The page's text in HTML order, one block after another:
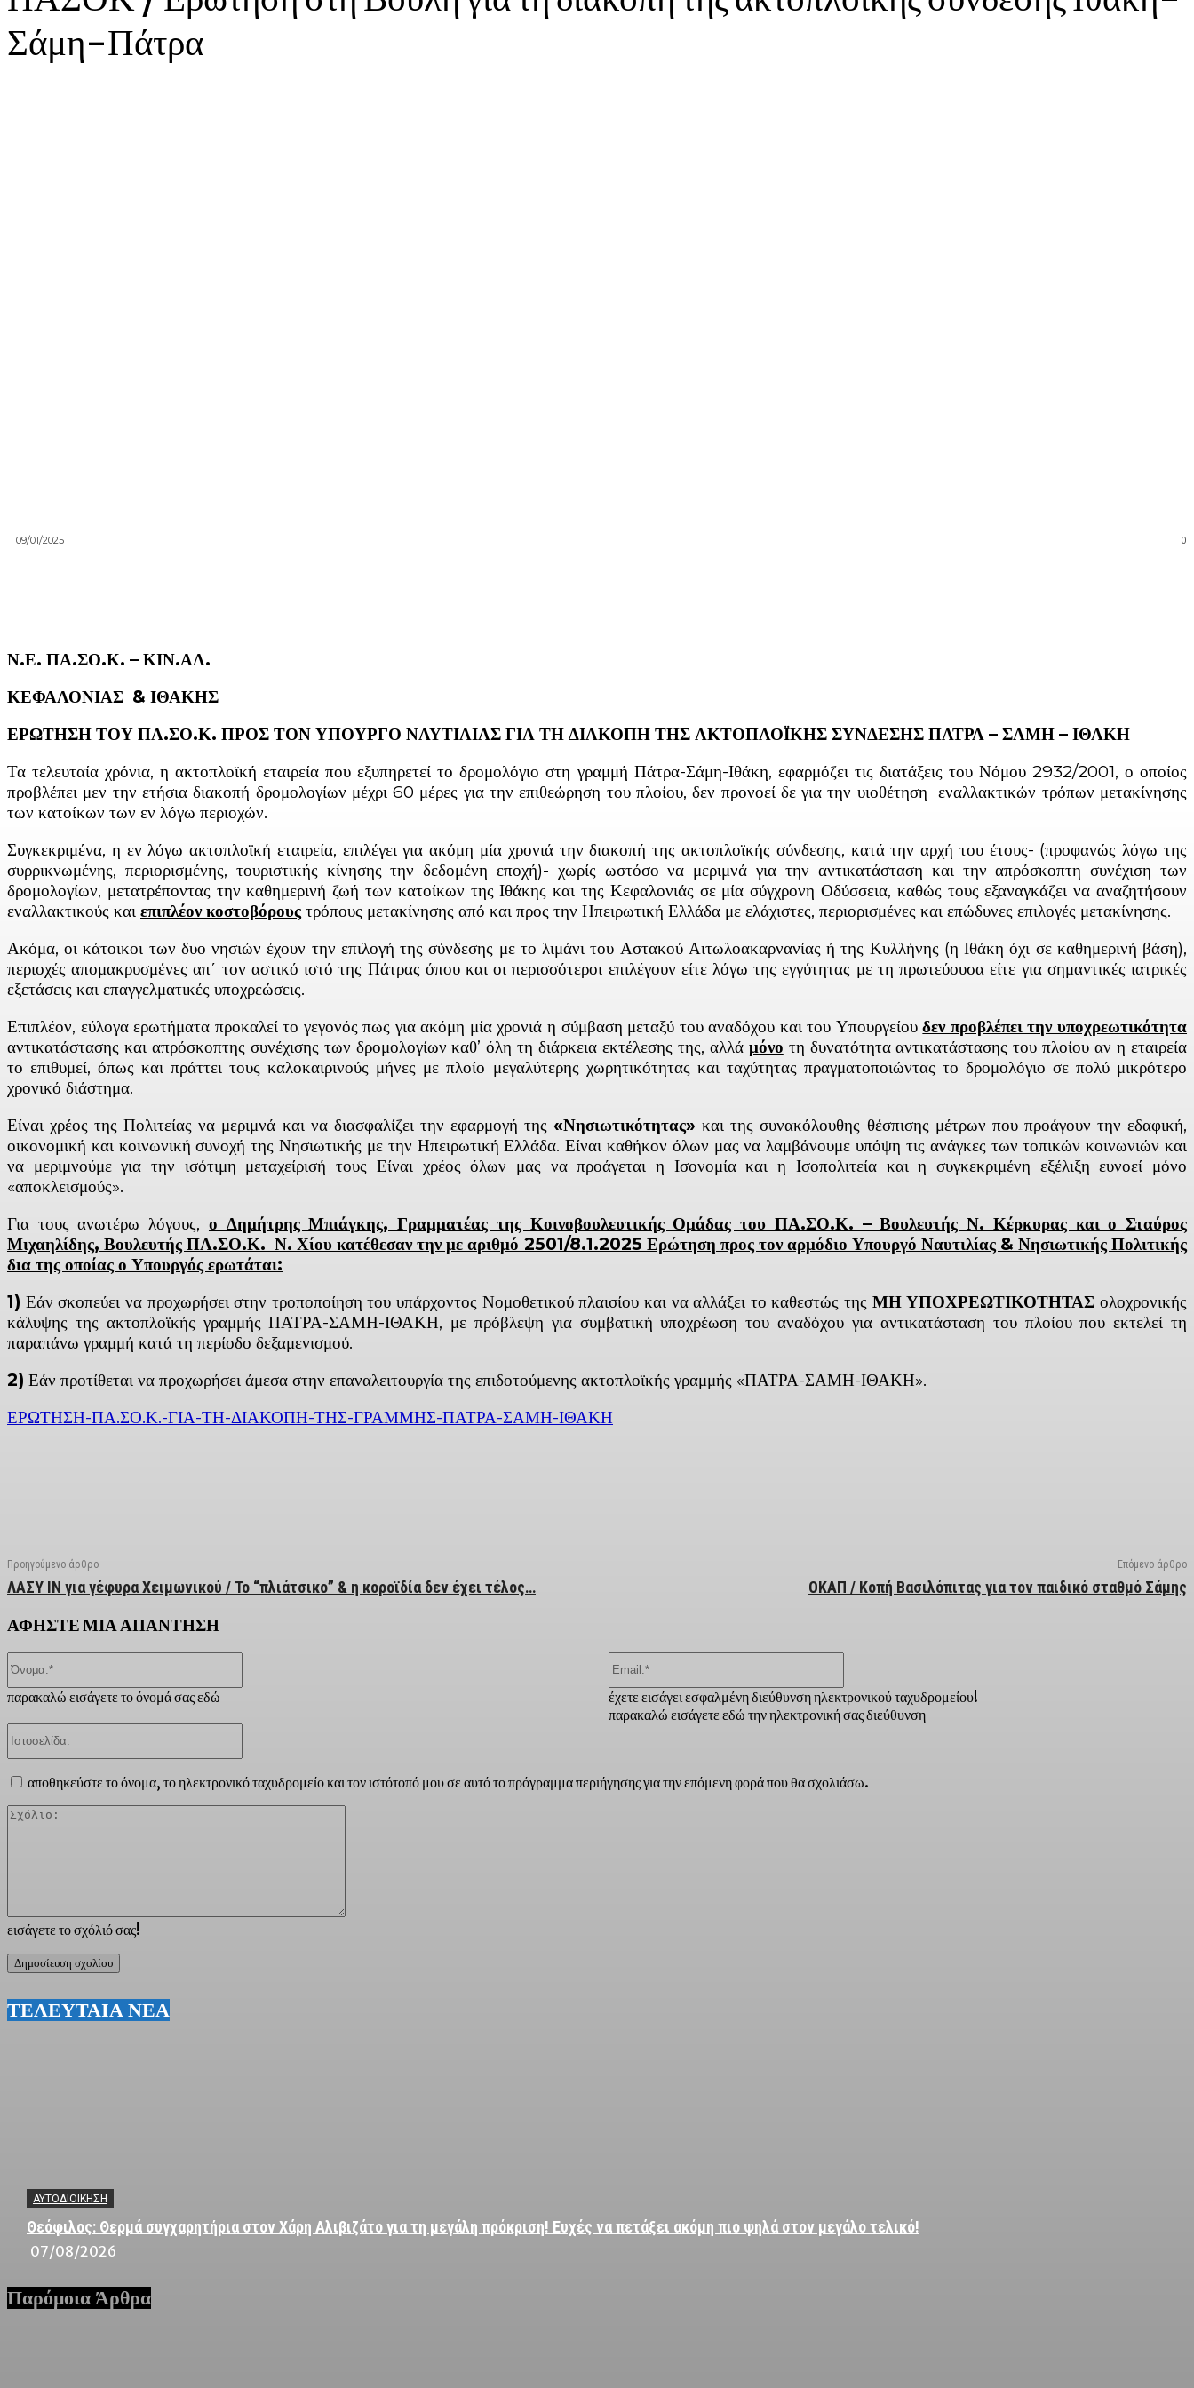
Σάμη-Πάτρα
0
09/01/2025
Ν.Ε. ΠΑ.ΣΟ.Κ. – ΚΙΝ.ΑΛ.
ΚΕΦΑΛΟΝΙΑΣ & ΙΘΑΚΗΣ
ΕΡΩΤΗΣΗ ΤΟΥ ΠΑ.ΣΟ.Κ. ΠΡΟΣ ΤΟΝ ΥΠΟΥΡΓΟ ΝΑΥΤΙΛΙΑΣ ΓΙΑ ΤΗ ΔΙΑΚΟΠΗ ΤΗΣ ΑΚΤΟΠΛΟΪΚΗΣ ΣΥΝΔΕΣΗΣ ΠΑΤΡΑ – ΣΑΜΗ – ΙΘΑΚΗ
Τα τελευταία χρόνια, η ακτοπλοϊκή εταιρεία που εξυπηρετεί το δρομολόγιο στη γραμμή Πάτρα-Σάμη-Ιθάκη, εφαρμόζει τις διατάξεις του Νόμου 2932/2001, ο οποίος
προβλέπει μεν την ετήσια διακοπή δρομολογίων μέχρι 60 μέρες για την επιθεώρηση του πλοίου, δεν προνοεί δε για την υιοθέτηση εναλλακτικών τρόπων μετακίνησης
των κατοίκων των εν λόγω περιοχών.
Συγκεκριμένα, η εν λόγω ακτοπλοϊκή εταιρεία, επιλέγει για ακόμη μία χρονιά την διακοπή της ακτοπλοϊκής σύνδεσης, κατά την αρχή του έτους- (προφανώς λόγω της
συρρικνωμένης, περιορισμένης, τουριστικής κίνησης την δεδομένη εποχή)- χωρίς ωστόσο να μεριμνά για την αντικατάσταση και την απρόσκοπτη συνέχιση των
δρομολογίων, μετατρέποντας την καθημερινή ζωή των κατοίκων της Ιθάκης και της Κεφαλονιάς σε μία σύγχρονη Οδύσσεια, καθώς τους εξαναγκάζει να αναζητήσουν
εναλλακτικούς και επιπλέον κοστοβόρους τρόπους μετακίνησης από και προς την Ηπειρωτική Ελλάδα με ελάχιστες, περιορισμένες και επώδυνες επιλογές μετακίνησης.
Ακόμα, οι κάτοικοι των δυο νησιών έχουν την επιλογή της σύνδεσης με το λιμάνι του Αστακού Αιτωλοακαρνανίας ή της Κυλλήνης (η Ιθάκη όχι σε καθημερινή βάση),
περιοχές απομακρυσμένες απ΄ τον αστικό ιστό της Πάτρας όπου και οι περισσότεροι επιλέγουν είτε λόγω της εγγύτητας με τη πρωτεύουσα είτε για σημαντικές ιατρικές
εξετάσεις και επαγγελματικές υποχρεώσεις.
Επιπλέον, εύλογα ερωτήματα προκαλεί το γεγονός πως για ακόμη μία χρονιά η σύμβαση μεταξύ του αναδόχου και του Υπουργείουδεν προβλέπει την υποχρεωτικότητα
αντικατάστασης και απρόσκοπτης συνέχισης των δρομολογίων καθ’ όλη τη διάρκεια εκτέλεσης της, αλλά μόνο τη δυνατότητα αντικατάστασης του πλοίου αν η εταιρεία
το επιθυμεί, όπως και πράττει τους καλοκαιρινούς μήνες με πλοίο μεγαλύτερης χωρητικότητας και ταχύτητας πραγματοποιώντας το δρομολόγιο σε πολύ μικρότερο
χρονικό διάστημα.
Είναι χρέος της Πολιτείας να μεριμνά και να διασφαλίζει την εφαρμογή της «Νησιωτικότητας» και της συνακόλουθης θέσπισης μέτρων που προάγουν την εδαφική,
οικονομική και κοινωνική συνοχή της Νησιωτικής με την Ηπειρωτική Ελλάδα. Είναι καθήκον όλων μας να λαμβάνουμε υπόψη τις ανάγκες των τοπικών κοινωνιών και
να μεριμνούμε για την ισότιμη μεταχείρισή τους Είναι χρέος όλων μας να προάγεται η Ισονομία και η Ισοπολιτεία και η συγκεκριμένη εξέλιξη ευνοεί μόνο
«αποκλεισμούς».
Για τους ανωτέρω λόγους, ο Δημήτρης Μπιάγκης, Γραμματέας της Κοινοβουλευτικής Ομάδας του ΠΑ.ΣΟ.Κ. – Βουλευτής Ν. Κέρκυρας και ο Σταύρος
Μιχαηλίδης, Βουλευτής ΠΑ.ΣΟ.Κ. Ν. Χίου κατέθεσαν την με αριθμό 2501/8.1.2025 Ερώτηση προς τον αρμόδιο Υπουργό Ναυτιλίας & Νησιωτικής Πολιτικής
δια της οποίας ο Υπουργός ερωτάται:
1) Εάν σκοπεύει να προχωρήσει στην τροποποίηση του υπάρχοντος Νομοθετικού πλαισίου και να αλλάξει το καθεστώς της ΜΗ ΥΠΟΧΡΕΩΤΙΚΟΤΗΤΑΣ ολοχρονικής
κάλυψης της ακτοπλοϊκής γραμμής ΠΑΤΡΑ-ΣΑΜΗ-ΙΘΑΚΗ, με πρόβλεψη για συμβατική υποχρέωση του αναδόχου για αντικατάσταση του πλοίου που εκτελεί τη
παραπάνω γραμμή κατά τη περίοδο δεξαμενισμού.
2) Εάν προτίθεται να προχωρήσει άμεσα στην επαναλειτουργία της επιδοτούμενης ακτοπλοϊκής γραμμής «ΠΑΤΡΑ-ΣΑΜΗ-ΙΘΑΚΗ».
ΕΡΩΤΗΣΗ-ΠΑ.ΣΟ.Κ.-ΓΙΑ-ΤΗ-ΔΙΑΚΟΠΗ-ΤΗΣ-ΓΡΑΜΜΗΣ-ΠΑΤΡΑ-ΣΑΜΗ-ΙΘΑΚΗ
Προηγούμενο άρθρο
ΛΑΣΥ ΙΝ για γέφυρα Χειμωνικού / Το “πλιάτσικο” & η κοροϊδία δεν έχει τέλος…
Επόμενο άρθρο
ΟΚΑΠ / Κοπή Βασιλόπιτας για τον παιδικό σταθμό Σάμης
ΑΦΗΣΤΕ ΜΙΑ ΑΠΑΝΤΗΣΗ
εισάγετε το σχόλιό σας!
παρακαλώ εισάγετε το όνομά σας εδώ
έχετε εισάγει εσφαλμένη διεύθυνση ηλεκτρονικού ταχυδρομείου!
παρακαλώ εισάγετε εδώ την ηλεκτρονική σας διεύθυνση
αποθηκεύστε το όνομα, το ηλεκτρονικό ταχυδρομείο και τον ιστότοπό μου σε αυτό το πρόγραμμα περιήγησης για την επόμενη φορά που θα σχολιάσω.
ΤΕΛΕΥΤΑΙΑ ΝΕΑ
ΑΥΤΟΔΙΟΙΚΗΣΗ
Θεόφιλος: Θερμά συγχαρητήρια στον Χάρη Αλιβιζάτο για τη μεγάλη πρόκριση! Ευχές να πετάξει ακόμη πιο ψηλά στον μεγάλο τελικό!
07/08/2026
Παρόμοια Άρθρα